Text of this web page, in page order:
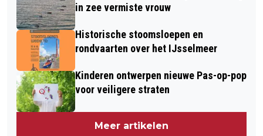
in zee vermiste vrouw
Historische stoomsloepen en
rondvaarten over het IJsselmeer
Kinderen ontwerpen nieuwe Pas-op-pop
voor veiligere straten
Meer artikelen